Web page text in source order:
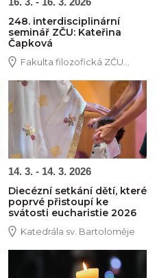
248. interdisciplinární
seminář ZČU: Kateřina
Čapková
Fakulta filozofická ZČU...
Obrázek novinky
14. 3. - 14. 3. 2026
Diecézní setkání dětí, které
poprvé přistoupí ke
svátosti eucharistie 2026
Katedrála sv. Bartoloměje
Obrázek novinky